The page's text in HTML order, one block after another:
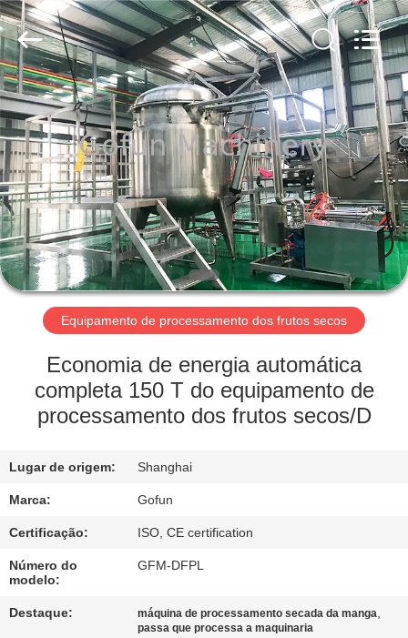
CASA
PRODUTOS
VÍDEOS
SHOW
DE
SOBRE
NÓS
EXCURSÃO
DA
FÁBRICA
CONTROLE
DA
Shanghai
Gofun
Machinery
Co.,
Ltd..
All
Rights
Reserved.
Equipamento de processamento dos frutos secos
Economia de energia automática
completa 150 T do equipamento de
processamento dos frutos secos/D
Lugar de origem: Shanghai
Marca: Gofun
Certificação: ISO, CE certification
Número do
modelo:
GFM-DFPL
Destaque: máquina de processamento secada da manga,
passa que processa a maquinaria